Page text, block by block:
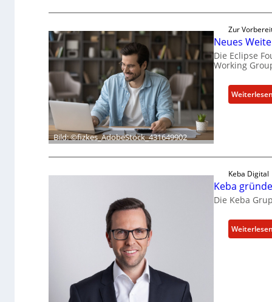
Bild: ©fizkes_AdobeStock_431649902
Zur
Neues
Die Eclipse
Working
Keba Digital
Keba
Die Keba